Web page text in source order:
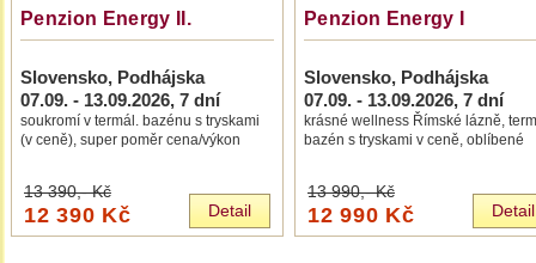
Penzion Energy II.
Slovensko, Podhájska
07.09. - 13.09.2026, 7 dní
soukromí v termál. bazénu s tryskami
(v ceně), super poměr cena/výkon
13 390,-Kč
12 390 Kč Detail
Penzion Energy I
Slovensko, Podhájska
07.09. - 13.09.2026, 7 dní
krásné wellness Římské lázně,
bazén s tryskami v ceně, oblíbené
13 990,-Kč
12 990 Kč Detail